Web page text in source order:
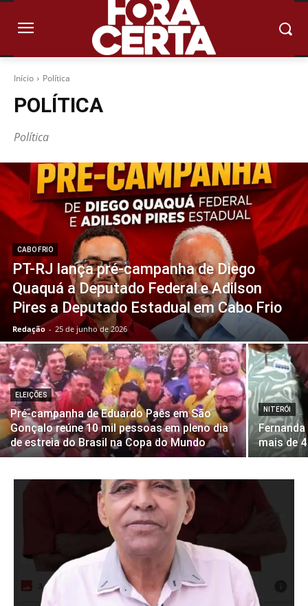
Início Política
POLÍTICA
Política
CABO FRIO
PT-RJ lança pré-campanha de Diego
Quaquá a Deputado Federal e Adilson
Pires a Deputado Estadual em Cabo Frio
Redação - 25 de junho de 2026
ELEIÇÕES
Pré-campanha de Eduardo Paes em São
Gonçalo reúne 10 mil pessoas em pleno dia
de estreia do Brasil na Copa do Mundo
NITERÓI
mais de